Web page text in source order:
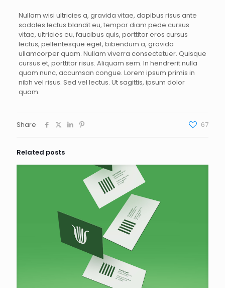
Nullam wisi ultricies a, gravida vitae, dapibus risus ante
sodales lectus blandit eu, tempor diam pede cursus
vitae, ultricies eu, faucibus quis, porttitor eros cursus
lectus, pellentesque eget, bibendum a, gravida
ullamcorper quam. Nullam viverra consectetuer. Quisque
cursus et, porttitor risus. Aliquam sem. In hendrerit nulla
quam nunc, accumsan congue. Lorem ipsum primis in
nibh vel risus. Sed vel lectus. Ut sagittis, ipsum dolor
quam.
Share 67
Related posts